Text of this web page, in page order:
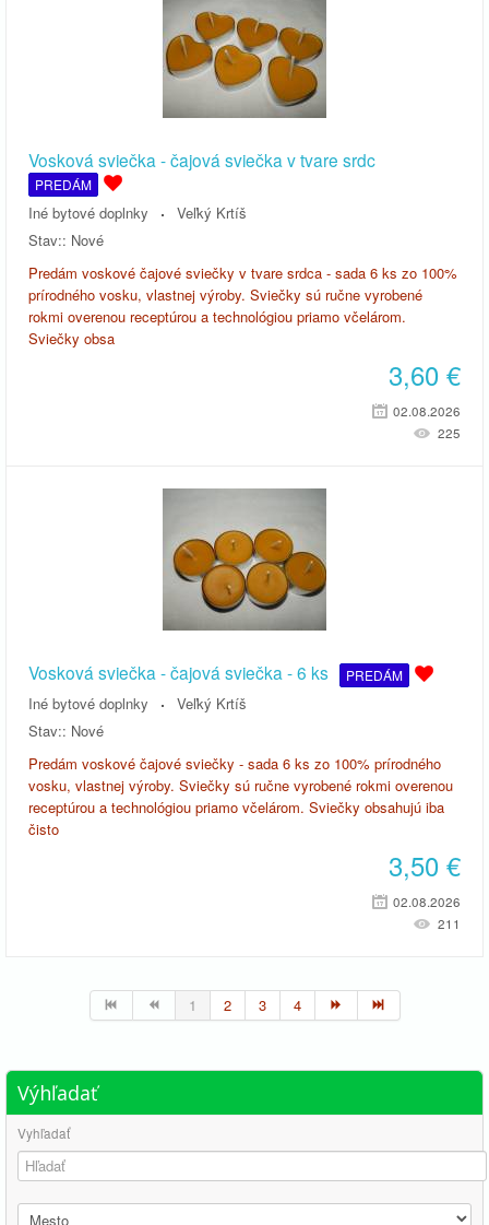
Vosková sviečka - čajová sviečka v tvare srdc
PREDÁM
Iné bytové doplnky
Veľký Krtíš
Stav:: Nové
Predám voskové čajové sviečky v tvare srdca - sada 6 ks zo 100%
prírodného vosku, vlastnej výroby. Sviečky sú ručne vyrobené
rokmi overenou receptúrou a technológiou priamo včelárom.
Sviečky obsa
3,60 €
02.08.2026
225
Vosková sviečka - čajová sviečka - 6 ks PREDÁM
Iné bytové doplnky
Veľký Krtíš
Stav:: Nové
Predám voskové čajové sviečky - sada 6 ks zo 100% prírodného
vosku, vlastnej výroby. Sviečky sú ručne vyrobené rokmi overenou
receptúrou a technológiou priamo včelárom. Sviečky obsahujú iba
čisto
3,50 €
02.08.2026
211
1 2 3 4
Výhľadať
Vyhľadať